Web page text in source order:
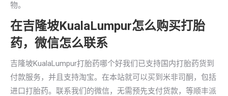
物。
在吉隆坡KualaLumpur怎么购买打胎
药，微信怎么联系
吉隆坡KualaLumpur打胎药哪个好我们已支持国内打胎药货到
付款服务，并且支持淘宝。在本站就可以买到米非司酮，包括
进口打胎药。联系我们的微信，无需预先支付货款，等顺丰派